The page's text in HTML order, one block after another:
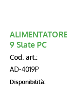
9 Slate PC
Cod. art.:
AD-4019P
Disponibilità: